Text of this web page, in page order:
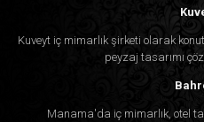
Kuveyt iç mimarlık şirketi olarak
peyzaj tasarımı
Manama'da iç mimarlık, otel